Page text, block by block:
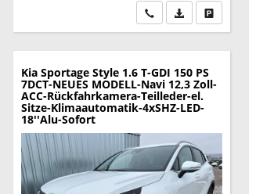
Wir rufen Sie an
PDF-Datei,Drucken,
Kia Sportage Style 1.6 T-GDI 150 PS
7DCT-NEUES MODELL-Navi 12,3 Zoll-
ACC-Rückfahrkamera-Teilleder-el.
Sitze-Klimaautomatik-4xSHZ-LED-
18''Alu-Sofort